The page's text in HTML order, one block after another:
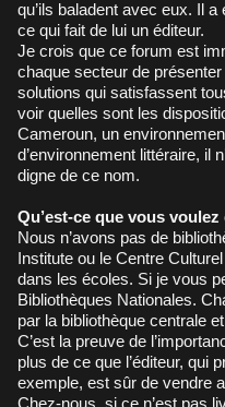
qu’ils baladent avec eux. Il
ce qui fait de lui un éditeur.
Je crois que ce forum est
chaque secteur de
solutions qui satisfassent
voir quelles sont les
Cameroun, un
d’environnement littéraire, il
digne de ce nom.
Qu’est-ce que vous voulez
Nous n’avons pas de
Institute ou le Centre
dans les écoles. Si je vous
Bibliothèques Nationales.
par la bibliothèque centrale
C’est la preuve de
plus de ce que l’éditeur, qui
exemple, est sûr de vendre
Chez-nous, si ce n’est pas